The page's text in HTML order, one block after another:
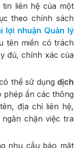
liên hệ của một
theo chính sách
lợi nhuận Quản lý
tên miền có trách
đủ, chính xác của
thể sử dụng dịch
phép ẩn các thông
địa chỉ liên hệ,
chặn việc tra
nhu cầu bảo mật